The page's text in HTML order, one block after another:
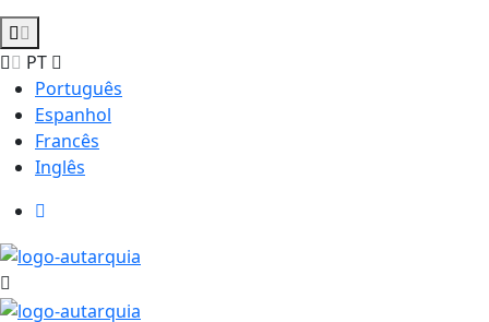
PT
Português
Espanhol
Francês
Inglês